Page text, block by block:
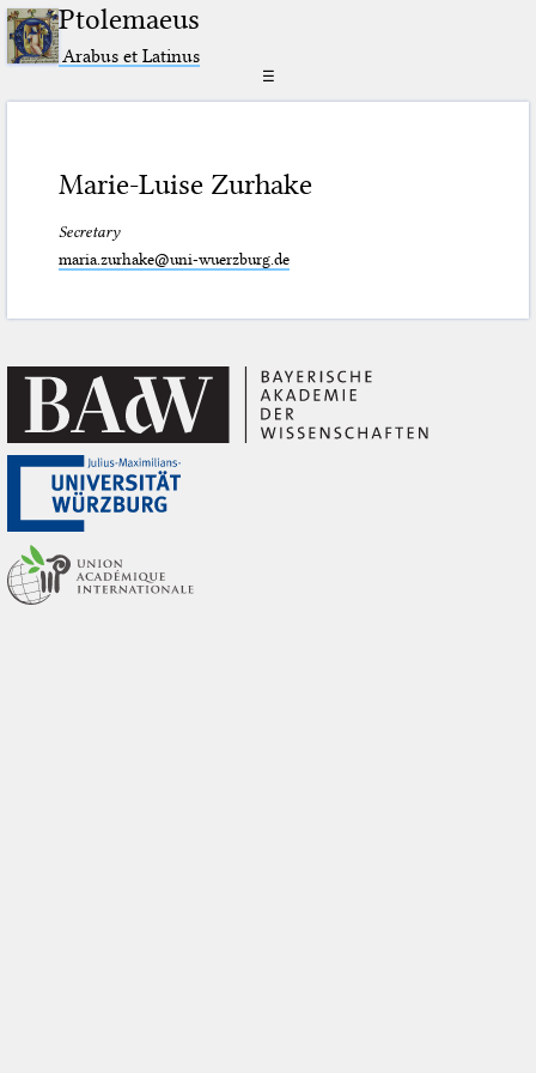
Ptolemaeus
Arabus et Latinus
☰
Marie-Luise Zurhake
Secretary
maria.zurhake@uni-wuerzburg.de